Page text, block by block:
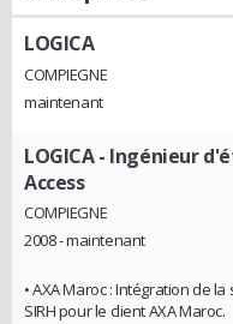
LOGICA
COMPIEGNE
maintenant
LOGICA- Ingénieur
Access
COMPIEGNE
2008 - maintenant
• AXA Maroc : Intégration de
SIRH pour le client AXA Maroc.